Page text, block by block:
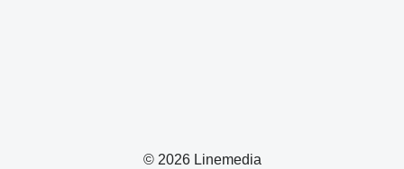
© 2026 Linemedia